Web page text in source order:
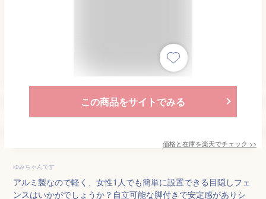
この商品をサイトでみる
価格と在庫を楽天でチェック >>
ゆみちゃんです
アルミ製なので軽く、女性1人でも簡単に設置できる目隠しフェ
ンスはいかがでしょうか？自立可能な脚付きで安定感がありシ